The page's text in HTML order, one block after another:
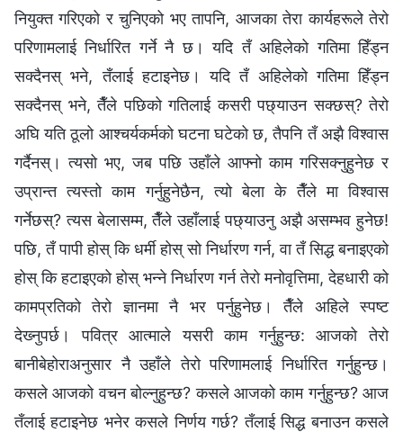
नियुक्त गरिएको र चुनिएको भए तापनि, आजका तेरा कार्यहरूले तेरो
परिणामलाई निर्धारित गर्ने नै छ। यदि तँ अहिलेको गतिमा हिँड्न
सक्दैनस् भने, तँलाई हटाइनेछ। यदि तँ अहिलेको गतिमा हिँड्न
सक्दैनस् भने, तैँले पछिको गतिलाई कसरी पछ्याउन सक्छस्? तेरो
अघि यति ठूलो आश्‍चर्यकर्मको घटना घटेको छ, तैपनि तँ अझै विश्‍वास
गर्दैनस्। त्यसो भए, जब पछि उहाँले आफ्नो काम गरिसक्‍नुहुनेछ र
उप्रान्त त्यस्तो काम गर्नुहुनेछैन, त्यो बेला के तैँले मा विश्‍वास
गर्नेछस्? त्यस बेलासम्म, तैँले उहाँलाई पछ्याउनु अझै असम्भव हुनेछ!
पछि, तँ पापी होस् कि धर्मी होस् सो निर्धारण गर्न, वा तँ सिद्ध बनाइएको
होस् कि हटाइएको होस् भन्‍ने निर्धारण गर्न तेरो मनोवृत्तिमा, देहधारी को
कामप्रतिको तेरो ज्ञानमा नै भर पर्नुहुनेछ। तैँले अहिले स्पष्ट
देख्‍नुपर्छ। पवित्र आत्माले यसरी काम गर्नुहुन्छ: आजको तेरो
बानीबेहोराअनुसार नै उहाँले तेरो परिणामलाई निर्धारित गर्नुहुन्छ।
कसले आजको वचन बोल्नुहुन्छ? कसले आजको काम गर्नुहुन्छ? आज
तँलाई हटाइनेछ भनेर कसले निर्णय गर्छ? तँलाई सिद्ध बनाउन कसले